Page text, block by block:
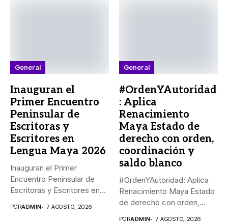
General
Inauguran el
Primer Encuentro
Peninsular de
Escritoras y
Escritores en
Lengua Maya 2026
Inauguran el Primer
Encuentro Peninsular de
Escritoras y Escritores en
PORADMIN 7 AGOSTO, 2026
General
#OrdenYAutoridad
: Aplica
Renacimiento
Maya Estado de
derecho con orden,
coordinación y
saldo blanco
#OrdenYAutoridad: Aplica
Renacimiento Maya Estado
de derecho con orden,
PORADMIN 7 AGOSTO, 2026